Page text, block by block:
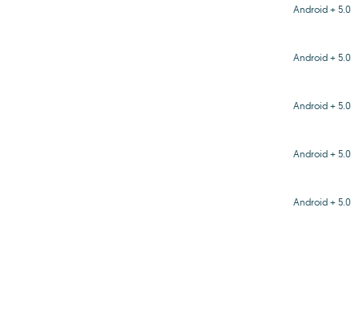
Android + 5.0
Android + 5.0
Android + 5.0
Android + 5.0
Android + 5.0